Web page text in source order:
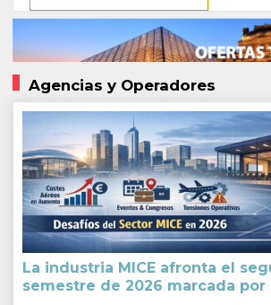
Agencias y Operadores
La industria MICE afronta el
semestre de 2026 marcada por